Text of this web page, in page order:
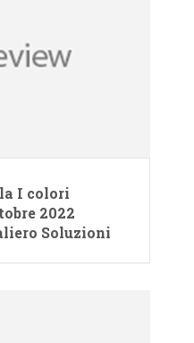
I colori
2022
Soluzioni